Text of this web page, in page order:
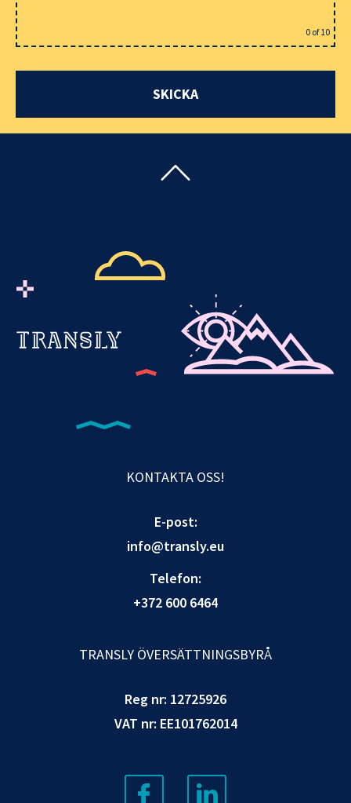
0 of 10
KONTAKTA OSS!
E-post:
info@transly.eu
Telefon:
+372 600 6464
TRANSLY ÖVERSÄTTNINGSBYRÅ
Reg nr: 12725926
VAT nr: EE101762014